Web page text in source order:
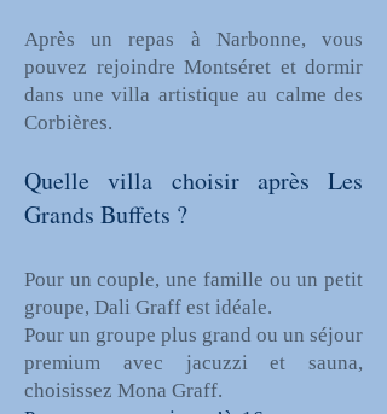
Après un repas à Narbonne, vous
pouvez rejoindre Montséret et dormir
dans une villa artistique au calme des
Corbières.
Quelle villa choisir après Les
Grands Buffets ?
Pour un couple, une famille ou un petit
groupe, Dali Graff est idéale.
Pour un groupe plus grand ou un séjour
premium avec jacuzzi et sauna,
choisissez Mona Graff.